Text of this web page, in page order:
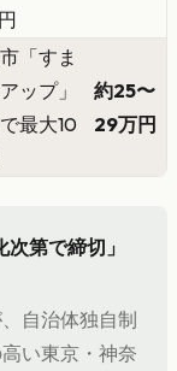
「すま
ップ」
最大10
約25〜
29万円
第で締切」
自治体独自制
い東京・神奈